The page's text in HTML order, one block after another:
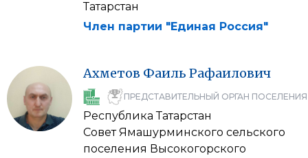
Татарстан
Член партии "Единая Россия"
Ахметов Фаиль Рафаилович
ПРЕДСТАВИТЕЛЬНЫЙ ОРГАН ПОСЕЛЕНИЯ
Республика Татарстан
Совет Ямашурминского сельского
поселения Высокогорского